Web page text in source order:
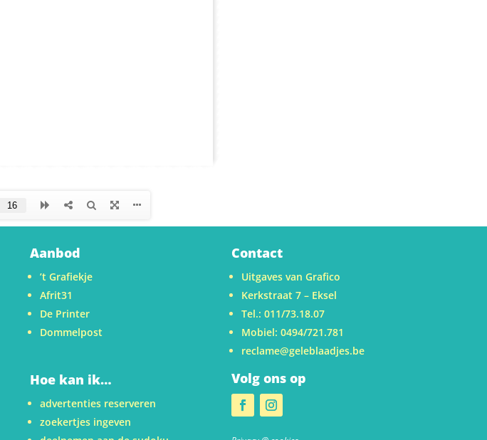
Aanbod
’t Grafiekje
Afrit31
De Printer
Dommelpost
Hoe kan ik…
advertenties reserveren
zoekertjes ingeven
Contact
Uitgaves van Grafico
Kerkstraat 7 – Eksel
Tel.: 011/73.18.07
Mobiel: 0494/721.781
reclame@geleblaadjes.be
Volg ons op